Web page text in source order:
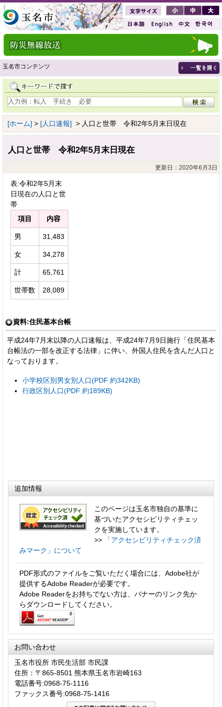
玉名市コンテンツ
[ホーム] > [人口速報] > 人口と世帯 令和2年5月末日現在
人口と世帯 令和2年5月末日現在
更新日：2020年6月3日
表:令和2年5月末
日現在の人口と世
帯
項目
内容
男 31,483
女 34,278
計 65,761
世帯数 28,089
資料:住民基本台帳
平成24年7月末以降の人口速報は、平成24年7月9日施行「住民基本
台帳法の一部を改正する法律」に伴い、外国人住民を含んだ人口と
なっております。
小学校区別男女別人口(PDF 約342KB)
行政区別人口(PDF 約189KB)
追加情報
このページは玉名市独自の基準に
基づいたアクセシビリティチェッ
クを実施しています。
>>
「アクセシビリティチェック済
みマーク」について
PDF形式のファイルをご覧いただく場合には、Adobe社が
提供するAdobe Readerが必要です。
Adobe Readerをお持ちでない方は、バナーのリンク先か
らダウンロードしてください。
お問い合わせ
玉名市役所 市民生活部 市民課
住所：〒865-8501 熊本県玉名市岩崎163
電話番号:0968-75-1116
ファックス番号:0968-75-1416